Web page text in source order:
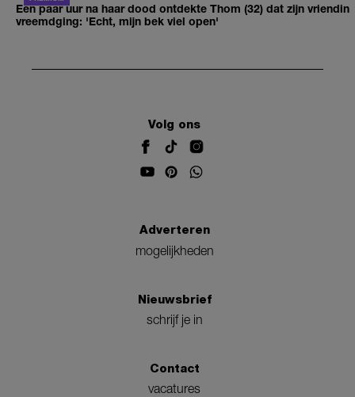
Een paar uur na haar dood ontdekte Thom (32) dat zijn vriendin
vreemdging: 'Echt, mijn bek viel open'
Volg ons
Adverteren
mogelijkheden
Nieuwsbrief
schrijf je in
Contact
vacatures